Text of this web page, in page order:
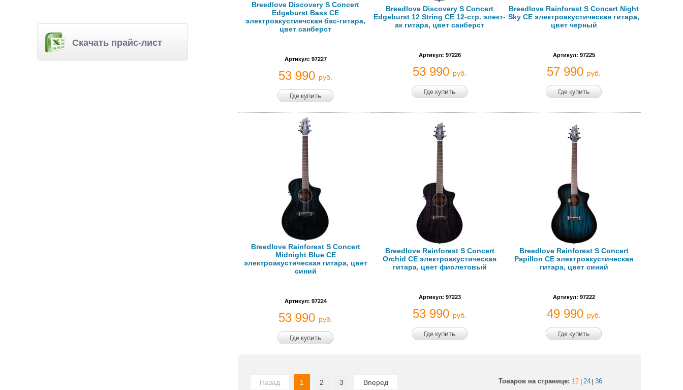
Скачать прайс-лист
Breedlove Discovery S Concert
Edgeburst Bass CE
электроакустиечская бас-гитара,
цвет санберст
Артикул: 97227
53 990 руб.
Где купить
Breedlove Discovery S Concert
Edgeburst 12 String CE 12-стр. элект-
ак гитара, цвет санберст
Артикул: 97226
53 990 руб.
Где купить
Breedlove Rainforest S Concert Night
Sky CE электроакустическая гитара,
цвет черный
Артикул: 97225
57 990 руб.
Где купить
Breedlove Rainforest S Concert
Midnight Blue CE
электроакустическая гитара, цвет
синий
Артикул: 97224
53 990 руб.
Где купить
Breedlove Rainforest S Concert
Orchid CE электроакустическая
гитара, цвет фиолетовый
Артикул: 97223
53 990 руб.
Где купить
Breedlove Rainforest S Concert
Papillon CE электроакустическая
гитара, цвет синий
Артикул: 97222
49 990 руб.
Где купить
Назад 1 2 3 Вперед Товаров на странице: 12| 24| 36